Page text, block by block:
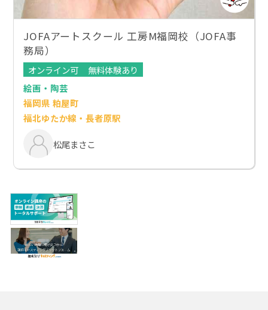
JOFAアートスクール 工房M福岡校（JOFA事
務局）
オンライン可
無料体験あり
絵画・陶芸
福岡県 粕屋町
福北ゆたか線・長者原駅
松尾まさこ